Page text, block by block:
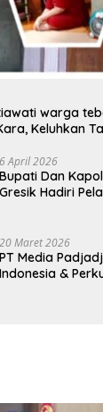
warga
Keluhkan
6 April 2026
​Bupati Dan
Gresik Hadiri
Pelebaran Jalan!
20 Maret 2026
PT Media
Indonesia &